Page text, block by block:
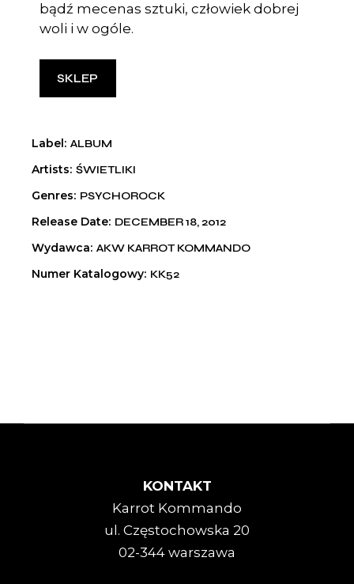
bądź mecenas sztuki, człowiek dobrej
woli i w ogóle.
SKLEP
Label ALBUM
Artists ŚWIETLIKI
Genres PSYCHOROCK
Release Date DECEMBER 18, 2012
Wydawca AKW KARROT KOMMANDO
Numer Katalogowy KK52
KONTAKT
Karrot Kommando
ul. Częstochowska 20
02-344 warszawa